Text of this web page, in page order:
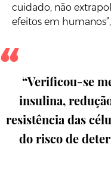
cuidado, não
efeitos em
“Verificou-se
insulina,
resistência das
do risco de